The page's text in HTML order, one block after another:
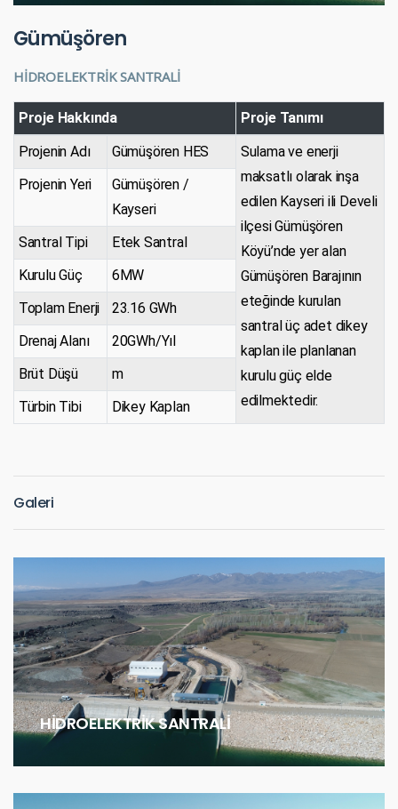
Gümüşören
HİDROELEKTRİK SANTRALİ
Proje Hakkında
Proje Tanımı
Projenin Adı
Gümüşören HES
Sulama ve enerji
maksatlı olarak inşa
edilen Kayseri ili Develi
ilçesi Gümüşören
Köyü’nde yer alan
Gümüşören Barajının
eteğinde kurulan
santral üç adet dikey
kaplan ile planlanan
kurulu güç elde
edilmektedir.
Projenin Yeri
Gümüşören /
Kayseri
Santral Tipi
Etek Santral
Kurulu Güç
6MW
Toplam Enerji
23.16 GWh
Drenaj Alanı
20GWh/Yıl
Brüt Düşü
m
Türbin Tibi
Dikey Kaplan
Galeri
HİDROELEKTRİK SANTRALİ